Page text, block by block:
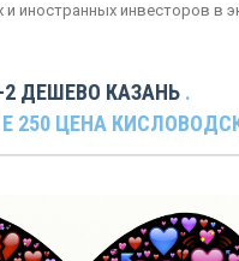
и иностранных инвесторов в
2 ДЕШЕВО КАЗАНЬ .
E 250 ЦЕНА